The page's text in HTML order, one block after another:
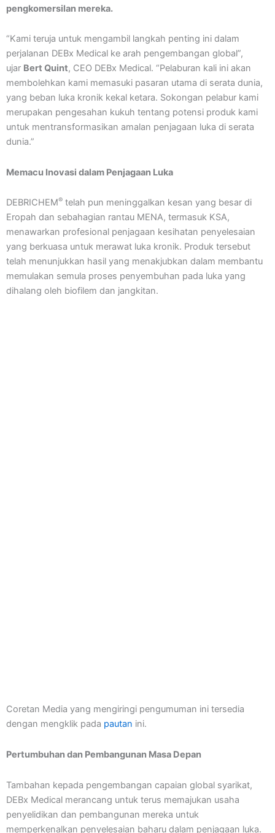
pengkomersilan mereka.
“Kami teruja untuk mengambil langkah penting ini dalam
perjalanan DEBx Medical ke arah pengembangan global”,
ujar Bert Quint, CEO DEBx Medical. “Pelaburan kali ini akan
membolehkan kami memasuki pasaran utama di serata dunia,
yang beban luka kronik kekal ketara. Sokongan pelabur kami
merupakan pengesahan kukuh tentang potensi produk kami
untuk mentransformasikan amalan penjagaan luka di serata
dunia.”
Memacu Inovasi dalam Penjagaan Luka
DEBRICHEM® telah pun meninggalkan kesan yang besar di
Eropah dan sebahagian rantau MENA, termasuk KSA,
menawarkan profesional penjagaan kesihatan penyelesaian
yang berkuasa untuk merawat luka kronik. Produk tersebut
telah menunjukkan hasil yang menakjubkan dalam membantu
memulakan semula proses penyembuhan pada luka yang
dihalang oleh biofilem dan jangkitan.
Coretan Media yang mengiringi pengumuman ini tersedia
dengan mengklik pada pautan ini.
Pertumbuhan dan Pembangunan Masa Depan
Tambahan kepada pengembangan capaian global syarikat,
DEBx Medical merancang untuk terus memajukan usaha
penyelidikan dan pembangunan mereka untuk
memperkenalkan penyelesaian baharu dalam penjagaan luka.